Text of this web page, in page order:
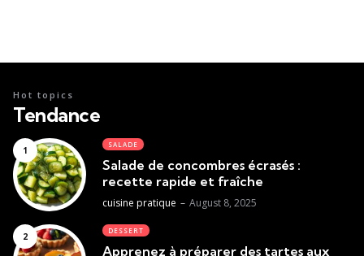
Tendance
Hot topics
SALADE
Salade de concombres écrasés :
recette rapide et fraîche
Posted
cuisine pratique August 8, 2025
DESSERT
Apprenez à préparer des tartes aux